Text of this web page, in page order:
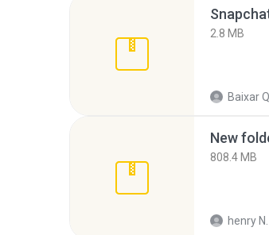
2.8 MB
Baixar Q.
New
808.4 MB
henry N.